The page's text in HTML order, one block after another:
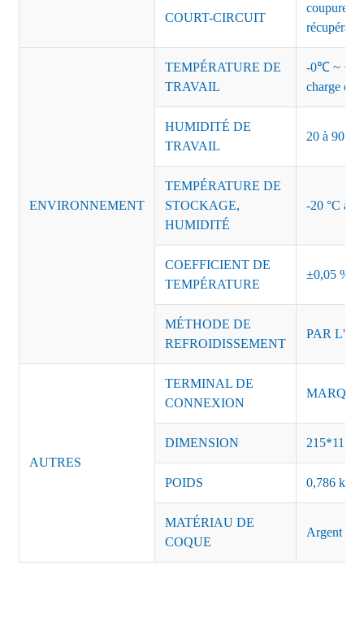
COURT-CIRCUIT
coupure
ENVIRONNEMENT
TEMPÉRATURE DE
TRAVAIL
-0℃ ~
charge de
HUMIDITÉ DE
TRAVAIL
20 à 90 %
TEMPÉRATURE DE
STOCKAGE,
HUMIDITÉ
-20 °C à
COEFFICIENT DE
TEMPÉRATURE
±0,05 %/
MÉTHODE DE
REFROIDISSEMENT
PAR
AUTRES
TERMINAL DE
CONNEXION
DIMENSION
POIDS 0,786 kg/
MATÉRIAU DE
COQUE
Argent